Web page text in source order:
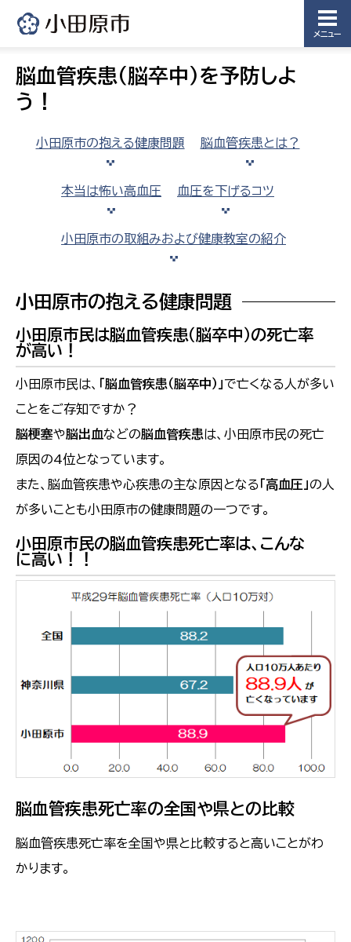
メニュー
脳血管疾患（脳卒中）を予防しよ
う！
小田原市の抱える健康問題 脳血管疾患とは？
本当は怖い高血圧 血圧を下げるコツ
小田原市の取組みおよび健康教室の紹介
小田原市の抱える健康問題
小田原市民は脳血管疾患（脳卒中）の死亡率
が高い！
小田原市民は、 「脳血管疾患（脳卒中）」で亡くなる人が多い
ことをご存知ですか？
脳梗塞や脳出血などの脳血管疾患は、小田原市民の死亡
原因の4位となっています。
また、脳血管疾患や心疾患の主な原因となる 「高血圧」の人
が多いことも小田原市の健康問題の一つです。
小田原市民の脳血管疾患死亡率は、こんな
に高い！！
脳血管疾患死亡率の全国や県との比較
脳血管疾患死亡率を全国や県と比較すると高いことがわ
かります。